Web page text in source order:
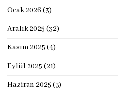
Ocak 2026 (3)
Aralık 2025 (32)
Kasım 2025 (4)
Eylül 2025 (21)
Haziran 2025 (3)